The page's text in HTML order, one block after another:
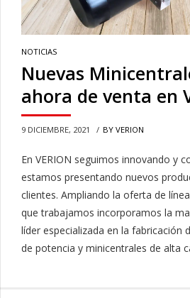
NOTICIAS
Nuevas
ahora de venta en
9 DICIEMBRE, 2021 BY VERION
En VERION seguimos innovando y
estamos presentando nuevos
clientes. Ampliando la oferta de
que trabajamos incorporamos la
líder especializada en la fabricación
de potencia y minicentrales de alta